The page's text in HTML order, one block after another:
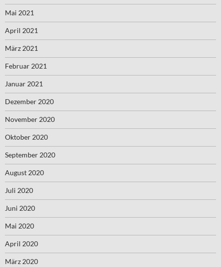
Mai 2021
April 2021
März 2021
Februar 2021
Januar 2021
Dezember 2020
November 2020
Oktober 2020
September 2020
August 2020
Juli 2020
Juni 2020
Mai 2020
April 2020
März 2020